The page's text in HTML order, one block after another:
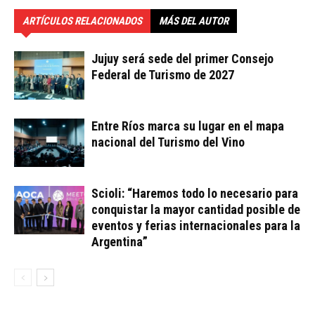
ARTÍCULOS RELACIONADOS MÁS DEL AUTOR
Jujuy será sede del primer Consejo
Federal de Turismo de 2027
Entre Ríos marca su lugar en el mapa
nacional del Turismo del Vino
Scioli: “Haremos todo lo necesario para
conquistar la mayor cantidad posible de
eventos y ferias internacionales para la
Argentina”